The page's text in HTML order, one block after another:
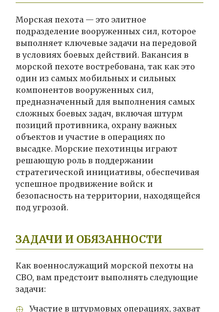
Морская пехота — это элитное
подразделение вооруженных сил, которое
выполняет ключевые задачи на передовой
в условиях боевых действий. Вакансия в
морской пехоте востребована, так как это
один из самых мобильных и сильных
компонентов вооруженных сил,
предназначенный для выполнения самых
сложных боевых задач, включая штурм
позиций противника, охрану важных
объектов и участие в операциях по
высадке. Морские пехотинцы играют
решающую роль в поддержании
стратегической инициативы, обеспечивая
успешное продвижение войск и
безопасность на территории, находящейся
под угрозой.
ЗАДАЧИ И ОБЯЗАННОСТИ
Как военнослужащий морской пехоты на
СВО, вам предстоит выполнять следующие
задачи:
Участие в штурмовых операциях, захват